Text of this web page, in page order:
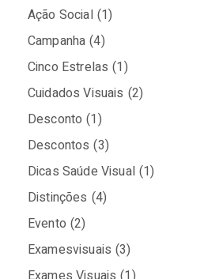
Ação Social (1)
Campanha (4)
Cinco Estrelas (1)
Cuidados Visuais (2)
Desconto (1)
Descontos (3)
Dicas Saúde Visual (1)
Distinções (4)
Evento (2)
Examesvisuais (3)